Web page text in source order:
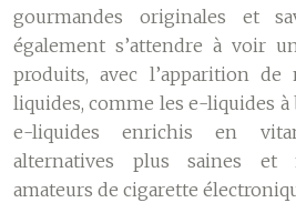
gourmandes originales et
également s’attendre à voir
produits, avec l’apparition de
liquides, comme les e-liquides à
e-liquides enrichis en
alternatives plus saines et
amateurs de cigarette